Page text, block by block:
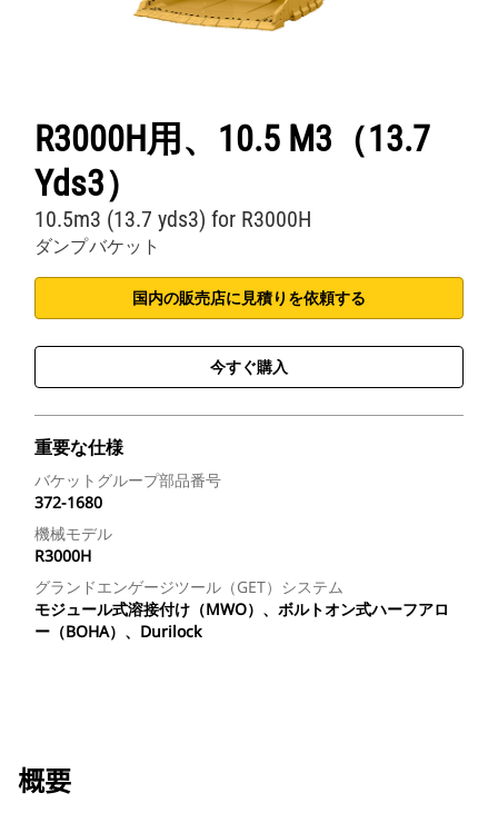
R3000H用、10.5 M3（13.7
Yds3）
ダンプバケット
10.5m3 (13.7 yds3) for R3000H
国内の販売店に見積りを依頼する
今すぐ購入
重要な仕様
バケットグループ部品番号
372-1680
機械モデル
R3000H
グランドエンゲージツール（GET）システム
モジュール式溶接付け（MWO）、ボルトオン式ハーフアロ
ー（BOHA）、Durilock
概要